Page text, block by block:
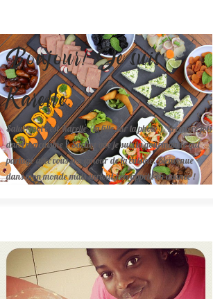
Bonjour! Je suis
Karelle.
Salut, moi c'est Karelle (la fille sur la photo ). Première fois
dans ma cuisine ? Sachez que je suis la gourmande qui
partage avec vous son amour de la cuisine. Bienvenue
dans mon monde mais surtout bon appétit en avance !